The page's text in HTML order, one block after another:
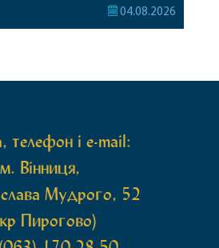
Барського благочиння.
04.08.2026
телефон і e-mail:
м. Вінниця,
Мудрого, 52
Пирогово)